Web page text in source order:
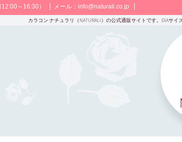
カラコン ナチュラリ（NATURALI）の公式通販サイトです。DIAサ
12:00～16:30） メール： info@naturali.co.jp